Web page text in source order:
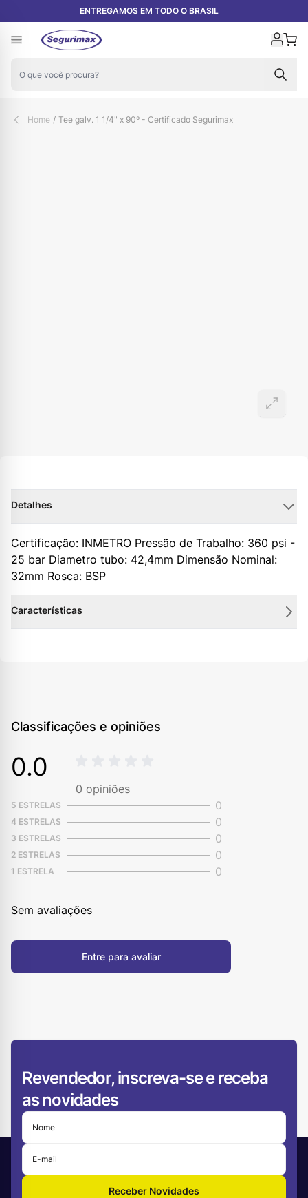
Pular para o conteúdoENTREGAMOS EM TODO O BRASIL
Home / Tee galv. 1 1/4" x 90º - Certificado Segurimax
Detalhes
Certificação: INMETRO Pressão de Trabalho: 360 psi -
25 bar Diametro tubo: 42,4mm Dimensão Nominal:
32mm Rosca: BSP
Características
Classificações e opiniões
0.0
0 opiniões
5 ESTRELAS 0
4 ESTRELAS 0
3 ESTRELAS 0
2 ESTRELAS 0
1 ESTRELA 0
Sem avaliações
Entre para avaliar
Revendedor, inscreva-se e receba
as novidades
Receber Novidades